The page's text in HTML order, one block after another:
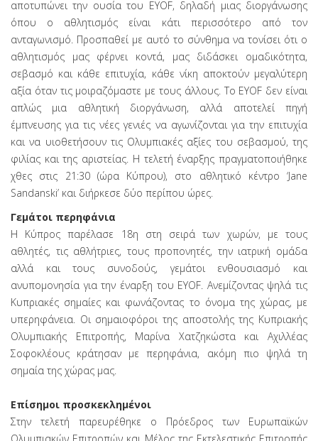
αποτυπώνει την ουσία του EYOF, δηλαδή μιας διοργάνωσης
όπου ο αθλητισμός είναι κάτι περισσότερο από τον
ανταγωνισμό. Προσπαθεί με αυτό το σύνθημα να τονίσει ότι ο
αθλητισμός μας φέρνει κοντά, μας διδάσκει ομαδικότητα,
σεβασμό και κάθε επιτυχία, κάθε νίκη αποκτούν μεγαλύτερη
αξία όταν τις μοιραζόμαστε με τους άλλους. Το EYOF δεν είναι
απλώς μια αθλητική διοργάνωση, αλλά αποτελεί πηγή
έμπνευσης για τις νέες γενιές να αγωνίζονται για την επιτυχία
και να υιοθετήσουν τις Ολυμπιακές αξίες του σεβασμού, της
φιλίας και της αριστείας. Η τελετή έναρξης πραγματοποιήθηκε
χθες στις 21:30 (ώρα Κύπρου), στο αθλητικό κέντρο ‘Jane
Sandanski’ και διήρκεσε δύο περίπου ώρες.
Γεμάτοι περηφάνια
Η Κύπρος παρέλασε 18η στη σειρά των χωρών, με τους
αθλητές, τις αθλήτριες, τους προπονητές, την ιατρική ομάδα
αλλά και τους συνοδούς, γεμάτοι ενθουσιασμό και
ανυπομονησία για την έναρξη του EYOF. Ανεμίζοντας ψηλά τις
Κυπριακές σημαίες και φωνάζοντας το όνομα της χώρας, με
υπερηφάνεια. Οι σημαιοφόροι της αποστολής της Κυπριακής
Ολυμπιακής Επιτροπής, Μαρίνα Χατζηκώστα και Αχιλλέας
Σοφοκλέους κράτησαν με περηφάνια, ακόμη πιο ψηλά τη
σημαία της χώρας μας.
Επίσημοι προσκεκλημένοι
Στην τελετή παρευρέθηκε ο Πρόεδρος των Ευρωπαϊκών